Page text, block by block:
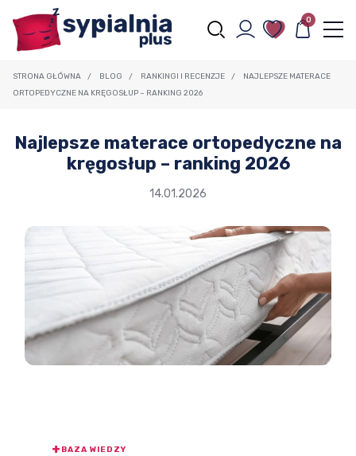
0
STRONA GŁÓWNA / BLOG / RANKINGI I RECENZJE /
NAJLEPSZE MATERACE
ORTOPEDYCZNE NA KRĘGOSŁUP – RANKING 2026
Najlepsze materace ortopedyczne na
kręgosłup – ranking 2026
14.01.2026
BAZA WIEDZY